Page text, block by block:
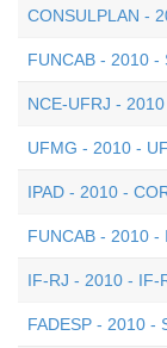
CONSULPLAN -
FUNCAB - 2010 -
NCE-UFRJ -
UFMG - 2010 -
IPAD - 2010 -
FUNCAB - 2010 -
IF-RJ - 2010 - IF-
FADESP - 2010 -